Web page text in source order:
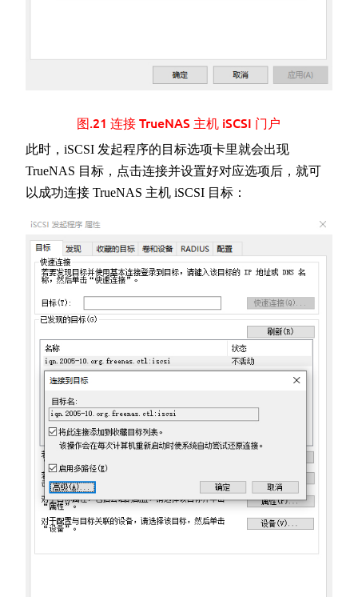
图.21 连接 TrueNAS 主机 iSCSI 门户
此时，iSCSI 发起程序的目标选项卡里就会出现
TrueNAS 目标，点击连接并设置好对应选项后，就可
以成功连接 TrueNAS 主机 iSCSI 目标：